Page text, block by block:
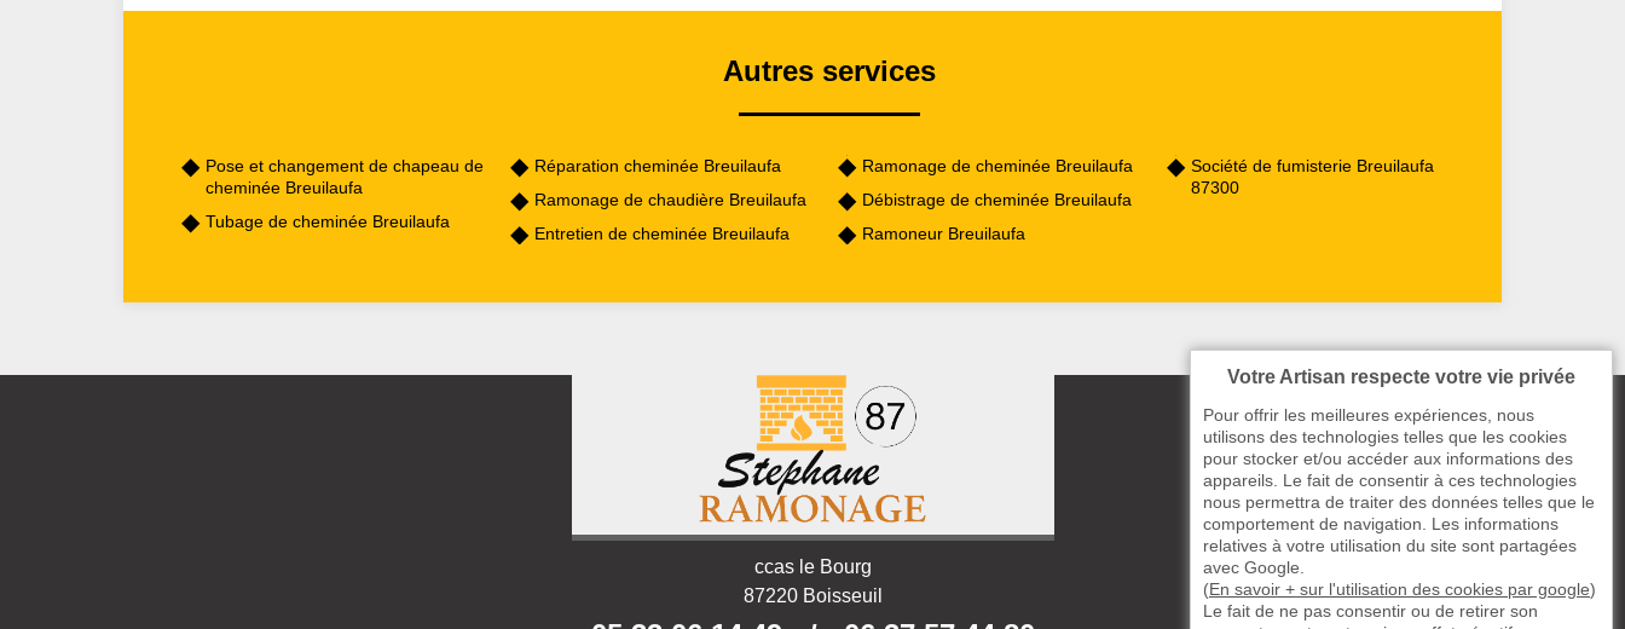
Autres services
Pose et changement de chapeau de
cheminée Breuilaufa
Tubage de cheminée Breuilaufa
Réparation cheminée Breuilaufa
Ramonage de chaudière Breuilaufa
Entretien de cheminée Breuilaufa
Ramonage de cheminée Breuilaufa
Débistrage de cheminée Breuilaufa
Ramoneur Breuilaufa
Société de fumisterie Breuilaufa
87300
ccas le Bourg
87220 Boisseuil
Votre Artisan respecte votre vie privée
Pour offrir les meilleures expériences, nous
utilisons des technologies telles que les cookies
pour stocker et/ou accéder aux informations des
appareils. Le fait de consentir à ces technologies
nous permettra de traiter des données telles que le
comportement de navigation. Les informations
relatives à votre utilisation du site sont partagées
avec Google.
(En savoir + sur l'utilisation des cookies par google)
Le fait de ne pas consentir ou de retirer son